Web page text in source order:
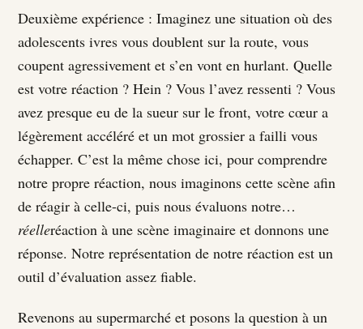
Deuxième expérience : Imaginez une situation où des
adolescents ivres vous doublent sur la route, vous
coupent agressivement et s’en vont en hurlant. Quelle
est votre réaction ? Hein ? Vous l’avez ressenti ? Vous
avez presque eu de la sueur sur le front, votre cœur a
légèrement accéléré et un mot grossier a failli vous
échapper. C’est la même chose ici, pour comprendre
notre propre réaction, nous imaginons cette scène afin
de réagir à celle-ci, puis nous évaluons notre…
réelleréaction à une scène imaginaire et donnons une
réponse. Notre représentation de notre réaction est un
outil d’évaluation assez fiable.
Revenons au supermarché et posons la question à un